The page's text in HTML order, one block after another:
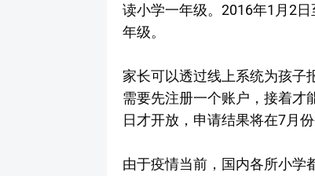
读小学一年级。2016年1月2
年级。
家长可以透过线上系统为孩子
需要先注册一个账户，接着才
日才开放，申请结果将在7月份
由于疫情当前，国内各所小学